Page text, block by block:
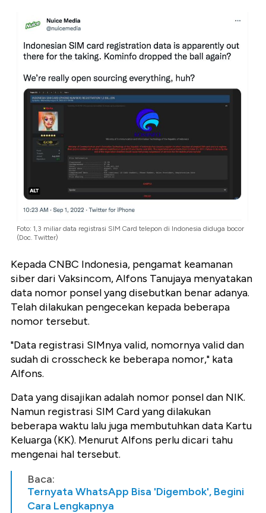
Foto: 1,3 miliar data registrasi SIM Card telepon di Indonesia diduga bocor
(Doc. Twitter)
Kepada CNBC Indonesia, pengamat keamanan
siber dari Vaksincom, Alfons Tanujaya menyatakan
data nomor ponsel yang disebutkan benar adanya.
Telah dilakukan pengecekan kepada beberapa
nomor tersebut.
"Data registrasi SIMnya valid, nomornya valid dan
sudah di crosscheck ke beberapa nomor," kata
Alfons.
Data yang disajikan adalah nomor ponsel dan NIK.
Namun registrasi SIM Card yang dilakukan
beberapa waktu lalu juga membutuhkan data Kartu
Keluarga (KK). Menurut Alfons perlu dicari tahu
mengenai hal tersebut.
Baca:
Ternyata WhatsApp Bisa 'Digembok', Begini
Cara Lengkapnya